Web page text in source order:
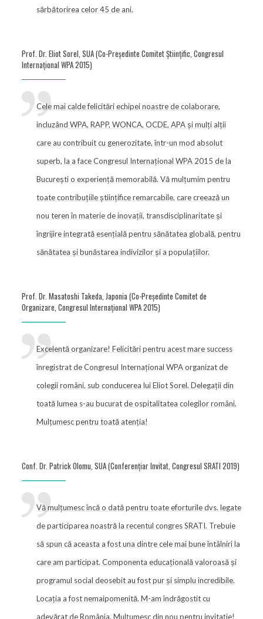
sărbătorirea celor 45 de ani.
Prof. Dr. Eliot Sorel, SUA (Co-Președinte Comitet Științific, Congresul
Internațional WPA 2015)
Cele mai calde felicitări echipei noastre de colaborare,
incluzând WPA, RAPP, WONCA, OCDE, APA și mulți alții
care au contribuit cu generozitate, într-un mod absolut
superb, la a face Congresul Internațional WPA 2015 de la
București o experiență memorabilă. Vă mulțumim pentru
toate contribuțiile științifice remarcabile, care creează un
nou teren în materie de inovații, transdisciplinaritate și
îngrijire integrată esențială pentru sănătatea globală, pentru
sănătatea și bunăstarea indivizilor și a populațiilor.
Prof. Dr. Masatoshi Takeda, Japonia (Co-Președinte Comitet de
Organizare, Congresul Internațional WPA 2015)
Excelentă organizare! Felicitări pentru acest mare success
înregistrat de Congresul Internațional WPA organizat de
colegii români, sub conducerea lui Eliot Sorel. Delegații din
toată lumea s-au bucurat de ospitalitatea colegilor români.
Mulțumesc pentru toată atenția!
Conf. Dr. Patrick Olomu, SUA (Conferențiar Invitat, Congresul SRATI 2019)
Vă mulțumesc încă o dată pentru toate eforturile dvs. legate
de participarea noastră la recentul congres SRATI. Trebuie
să spun că aceasta a fost una dintre cele mai bune întâlniri la
care am participat. Componenta educațională valoroasă și
programul social deosebit au fost pur și simplu incredibile.
Locația a fost nemaipomenită. M-am îndrăgostit cu
adevărat de România. Mulțumesc din nou pentru invitație!